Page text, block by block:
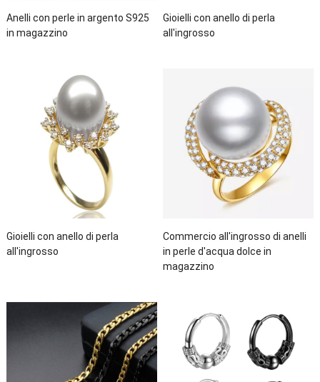
Anelli con perle in argento S925
in magazzino
Gioielli con anello di perla
all'ingrosso
Gioielli con anello di perla
all'ingrosso
Commercio all'ingrosso di anelli
in perle d'acqua dolce in
magazzino